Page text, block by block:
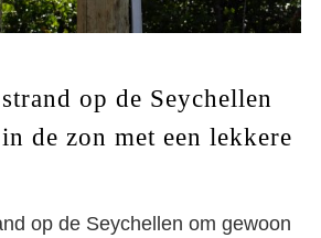
op de Seychellen
de zon met een lekkere
op de Seychellen om gewoon